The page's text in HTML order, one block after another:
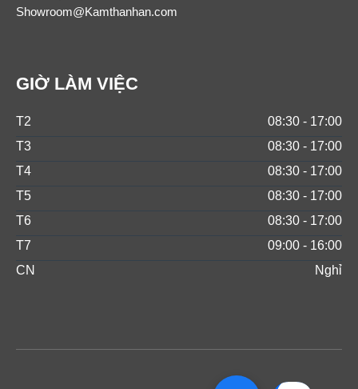
Showroom@Kamthanhan.com
GIỜ LÀM VIỆC
T2
08:30 - 17:00
T3
08:30 - 17:00
T4
08:30 - 17:00
T5
08:30 - 17:00
T6
08:30 - 17:00
T7
09:00 - 16:00
CN
Nghỉ